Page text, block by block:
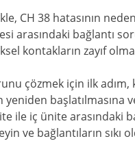
CH 38 hatasının
arasındaki bağlantı
kontakların zayıf
çözmek için ilk
yeniden başlatılmasına
ile iç ünite arasındaki
ve bağlantıların sıkı